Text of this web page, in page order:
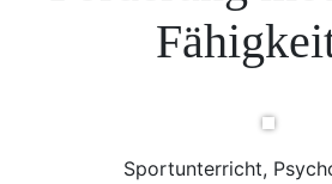
Sportunterricht,